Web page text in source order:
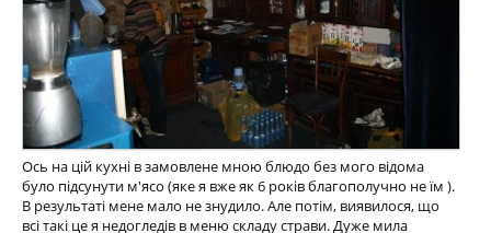
Ось на цій кухні в замовлене мною блюдо без мого відома
було підсунути м'ясо (яке я вже як 6 років благополучно не їм ).
В результаті мене мало не знудило. Але потім, виявилося, що
всі такі це я недогледів в меню складу страви. Дуже мила